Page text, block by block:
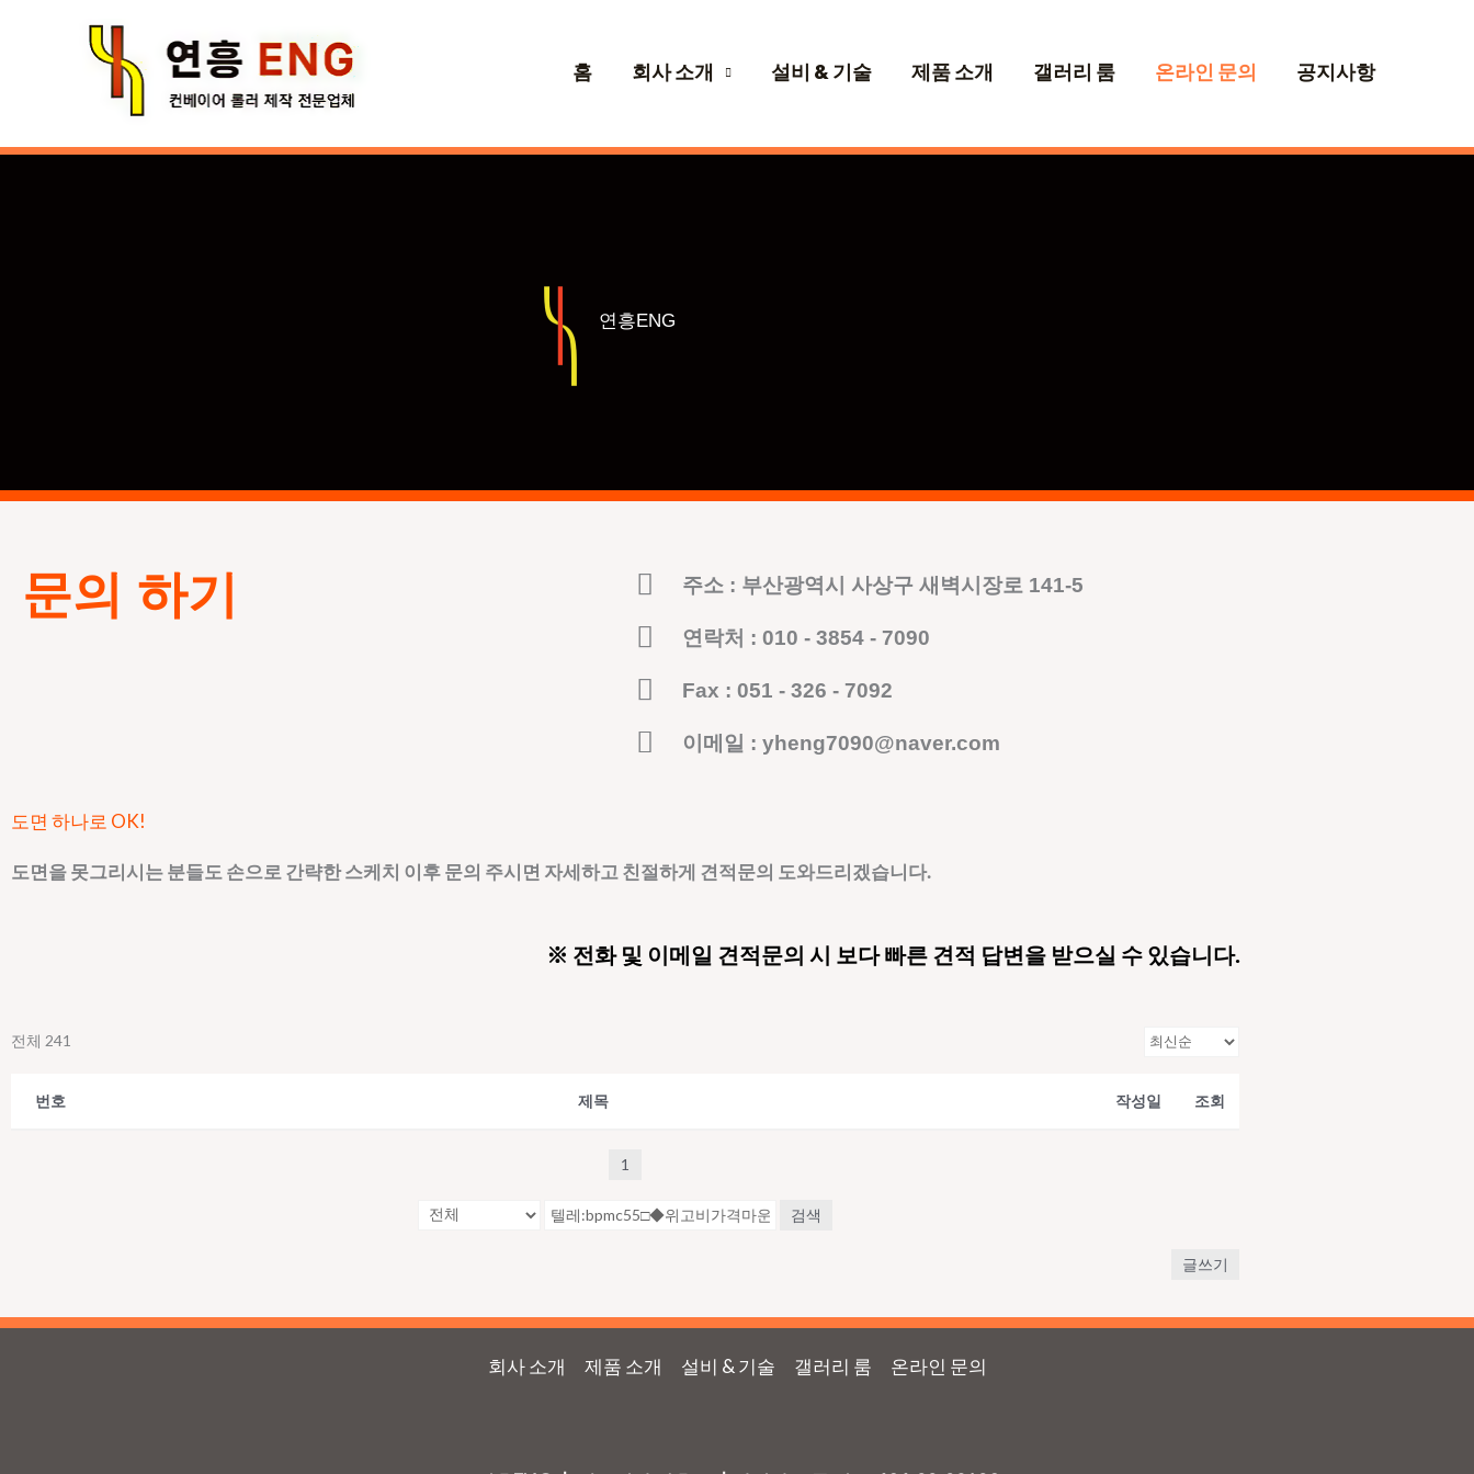
건
홈 회사 소개 설비 & 기술 제품 소개 갤러리 룸 온라인 문의 공지사항
연흥ENG
문의 하기 주소 : 부산광역시 사상구 새벽시장로 141-5
연락처 : 010 - 3854 - 7090
Fax : 051 - 326 - 7092
이메일 : yheng7090@naver.com
도면 하나로 OK!
도면을 못그리시는 분들도 손으로 간략한 스케치 이후 문의 주시면 자세하고 친절하게 견적문의 도와드리겠습니다.
※ 전화 및 이메일 견적문의 시 보다 빠른 견적 답변을 받으실 수 있습니다.
전체 241
번호 제목 작성일 조회
1
검색
글쓰기
회사 소개 제품 소개 설비 & 기술 갤러리 룸 온라인 문의